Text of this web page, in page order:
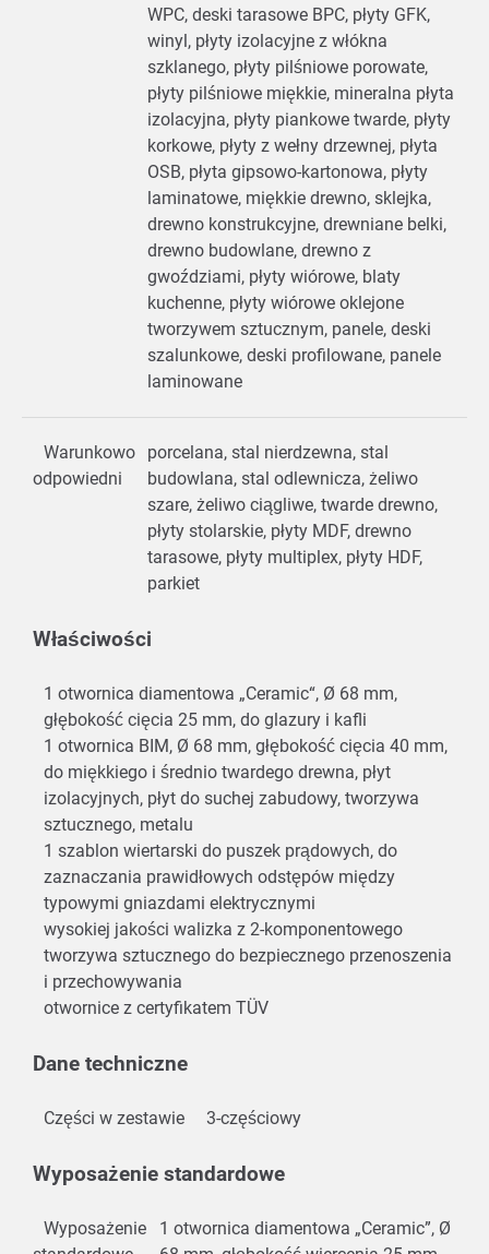
WPC, deski tarasowe BPC, płyty GFK,
winyl, płyty izolacyjne z włókna
szklanego, płyty pilśniowe porowate,
płyty pilśniowe miękkie, mineralna płyta
izolacyjna, płyty piankowe twarde, płyty
korkowe, płyty z wełny drzewnej, płyta
OSB, płyta gipsowo-kartonowa, płyty
laminatowe, miękkie drewno, sklejka,
drewno konstrukcyjne, drewniane belki,
drewno budowlane, drewno z
gwoździami, płyty wiórowe, blaty
kuchenne, płyty wiórowe oklejone
tworzywem sztucznym, panele, deski
szalunkowe, deski profilowane, panele
laminowane
Warunkowo
odpowiedni
porcelana, stal nierdzewna, stal
budowlana, stal odlewnicza, żeliwo
szare, żeliwo ciągliwe, twarde drewno,
płyty stolarskie, płyty MDF, drewno
tarasowe, płyty multiplex, płyty HDF,
parkiet
Właściwości
1 otwornica diamentowa „Ceramic“, Ø 68 mm,
głębokość cięcia 25 mm, do glazury i kafli
1 otwornica BIM, Ø 68 mm, głębokość cięcia 40 mm,
do miękkiego i średnio twardego drewna, płyt
izolacyjnych, płyt do suchej zabudowy, tworzywa
sztucznego, metalu
1 szablon wiertarski do puszek prądowych, do
zaznaczania prawidłowych odstępów między
typowymi gniazdami elektrycznymi
wysokiej jakości walizka z 2-komponentowego
tworzywa sztucznego do bezpiecznego przenoszenia
i przechowywania
otwornice z certyfikatem TÜV
Dane techniczne
Części w zestawie 3-częściowy
Wyposażenie standardowe
Wyposażenie
1 otwornica diamentowa „Ceramic”, Ø